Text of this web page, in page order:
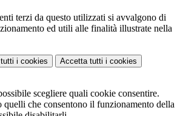
terzi da questo utilizzati si avvalgono di
ed utili alle finalità illustrate nella
i cookies Accetta tutti i cookies
scegliere quali cookie consentire.
quelli che consentono il funzionamento della